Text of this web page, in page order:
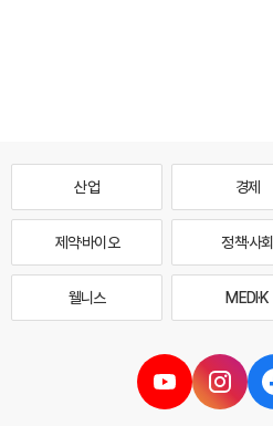
산업 경제
제약·바이오 정책·사회
웰니스 MEDI·K